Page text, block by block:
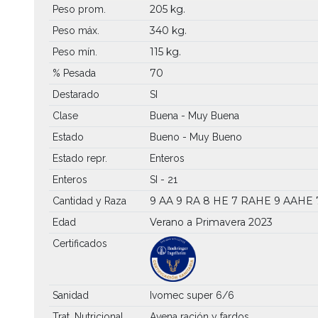
Peso prom. 205 kg.
Peso máx. 340 kg.
Peso mín. 115 kg.
% Pesada 70
Destarado
SI
Clase
Buena - Muy Buena
Estado
Bueno - Muy Bueno
Estado repr.
Enteros
Enteros
SI - 21
Cantidad y Raza
9 AA 9 RA 8 HE 7 RAHE 9 AAHE
Edad Verano a Primavera 2023
Certificados
Sanidad
Ivomec super 6/6